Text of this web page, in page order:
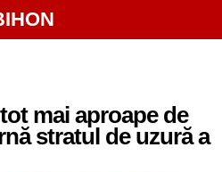
mai aproape de
stratul de uzură a